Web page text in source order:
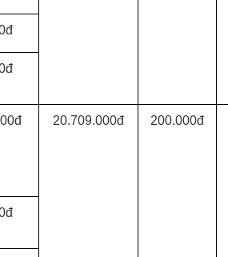
20.709.000đ 200.000đ